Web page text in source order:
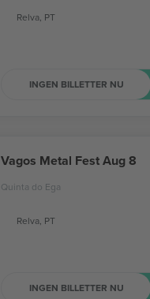
Relva, PT
INGEN BILLETTER NU
Vagos Metal Fest Aug 8
Quinta do Ega
Relva, PT
INGEN BILLETTER NU